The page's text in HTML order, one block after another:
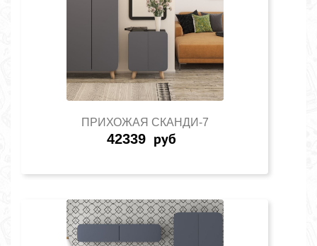
ПРИХОЖАЯ СКАНДИ-7
42339 руб